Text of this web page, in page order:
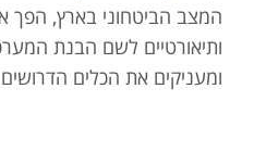
המצב הביטחוני בארץ, הפך
ותיאורטיים לשם הבנת
ומעניקים את הכלים